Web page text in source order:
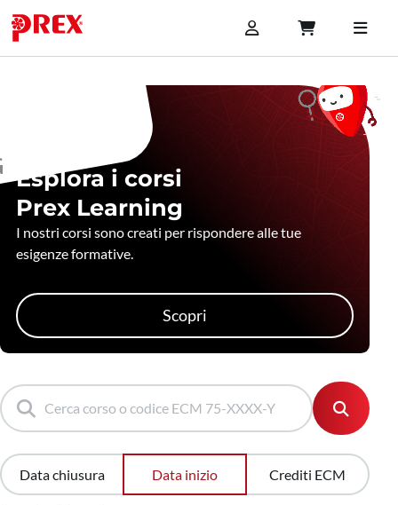
Esplora i corsi
Prex Learning
I nostri corsi sono creati per rispondere alle tue
esigenze formative.
Scopri
Data chiusura Data inizio Crediti ECM